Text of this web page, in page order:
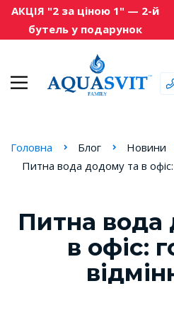
АКЦІЯ "2 за ціною 1" — 2-й
бутель у подарунок
Головна Блог
Новини
Питна вода додому та в офіс:
Питна вода
в офіс: